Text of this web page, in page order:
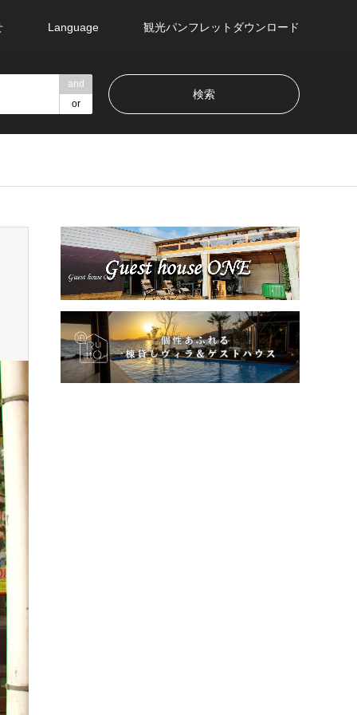
Language 観光パンフレットダウンロード
and
or